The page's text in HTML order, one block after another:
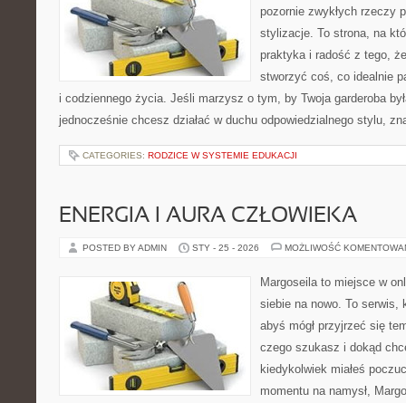
pozornie zwykłych rzeczy
stylizacje. To strona, na
praktyka i radość z tego,
stworzyć coś, co idealnie
i codziennego życia. Jeśli marzysz o tym, by Twoja garderoba
jednocześnie chcesz działać w duchu odpowiedzialnego stylu,
CATEGORIES: RODZICE W SYSTEMIE EDUKACJI
ENERGIA I AURA CZŁOWIEKA
POSTED BY ADMIN STY - 25 - 2026 MOŻLIWOŚĆ
Margoseila to miejsce w
siebie na nowo. To serwis,
abyś mógł przyjrzeć się
czego szukasz i dokąd
kiedykolwiek miałeś
momentu na namysł,